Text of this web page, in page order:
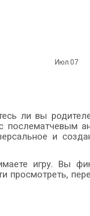
Июл 07
ли вы
и
игру. Вы